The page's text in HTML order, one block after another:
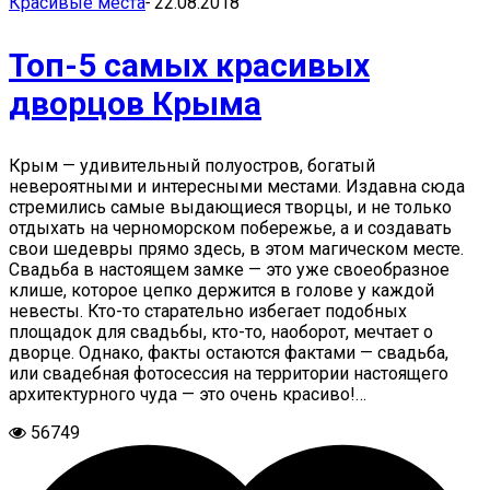
Топ-5 самых красивых
дворцов Крыма
Крым — удивительный полуостров, богатый
невероятными и интересными местами. Издавна сюда
стремились самые выдающиеся творцы, и не только
отдыхать на черноморском побережье, а и создавать
свои шедевры прямо здесь, в этом магическом месте.
Свадьба в настоящем замке — это уже своеобразное
клише, которое цепко держится в голове у каждой
невесты. Кто-то старательно избегает подобных
площадок для свадьбы, кто-то, наоборот, мечтает о
дворце. Однако, факты остаются фактами — свадьба,
или свадебная фотосессия на территории настоящего
архитектурного чуда — это очень красиво!…
56749